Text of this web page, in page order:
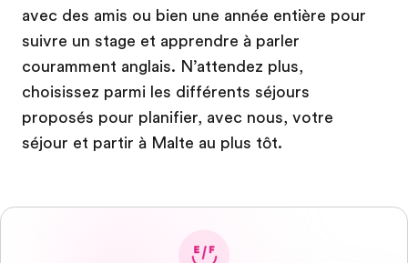
avec des amis ou bien une année entière pour
suivre un stage et apprendre à parler
couramment anglais. N’attendez plus,
choisissez parmi les différents séjours
proposés pour planifier, avec nous, votre
séjour et partir à Malte au plus tôt.